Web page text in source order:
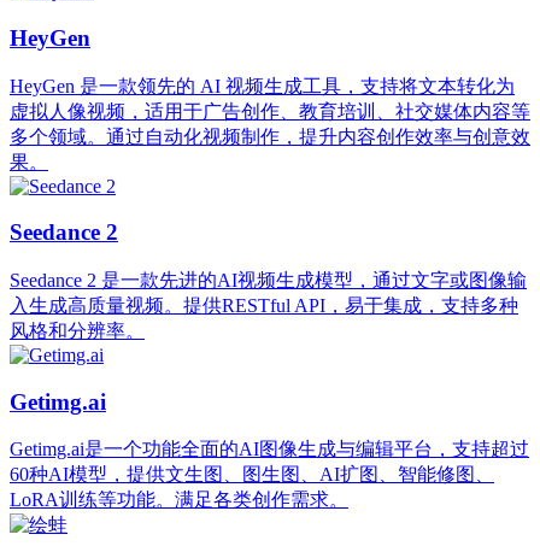
HeyGen
HeyGen 是一款领先的 AI 视频生成工具，支持将文本转化为
虚拟人像视频，适用于广告创作、教育培训、社交媒体内容等
多个领域。通过自动化视频制作，提升内容创作效率与创意效
果。
Seedance 2
Seedance 2 是一款先进的AI视频生成模型，通过文字或图像输
入生成高质量视频。提供RESTful API，易于集成，支持多种
风格和分辨率。
Getimg.ai
Getimg.ai是一个功能全面的AI图像生成与编辑平台，支持超过
60种AI模型，提供文生图、图生图、AI扩图、智能修图、
LoRA训练等功能。满足各类创作需求。